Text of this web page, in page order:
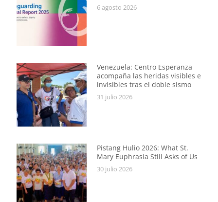
6 agosto 2026
Venezuela: Centro Esperanza
acompaña las heridas visibles e
invisibles tras el doble sismo
31 julio 2026
Pistang Hulio 2026: What St.
Mary Euphrasia Still Asks of Us
30 julio 2026